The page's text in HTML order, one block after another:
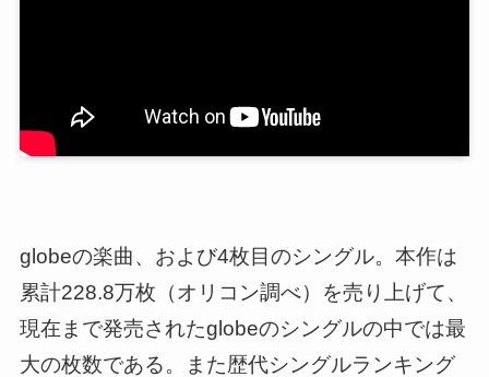
globeの楽曲、および4枚目のシングル。本作は
累計228.8万枚（オリコン調べ）を売り上げて、
現在まで発売されたglobeのシングルの中では最
大の枚数である。また歴代シングルランキング